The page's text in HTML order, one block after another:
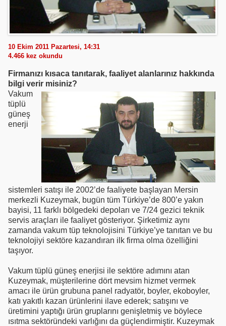
10 Ekim 2011 Pazartesi, 14:31
4.466 kez okundu
Firmanızı kısaca tanıtarak, faaliyet alanlarınız hakkında
bilgi verir misiniz?
Vakum
tüplü
güneş
enerji
sistemleri satışı ile 2002’de faaliyete başlayan Mersin
merkezli Kuzeymak, bugün tüm Türkiye’de 800’e yakın
bayisi, 11 farklı bölgedeki depoları ve 7/24 gezici teknik
servis araçları ile faaliyet gösteriyor. Şirketimiz aynı
zamanda vakum tüp teknolojisini Türkiye’ye tanıtan ve bu
teknolojiyi sektöre kazandıran ilk firma olma özelliğini
taşıyor.
Vakum tüplü güneş enerjisi ile sektöre adımını atan
Kuzeymak, müşterilerine dört mevsim hizmet vermek
amacı ile ürün grubuna panel radyatör, boyler, ekoboyler,
katı yakıtlı kazan ürünlerini ilave ederek; satışını ve
üretimini yaptığı ürün gruplarını genişletmiş ve böylece
ısıtma sektöründeki varlığını da güçlendirmiştir. Kuzeymak